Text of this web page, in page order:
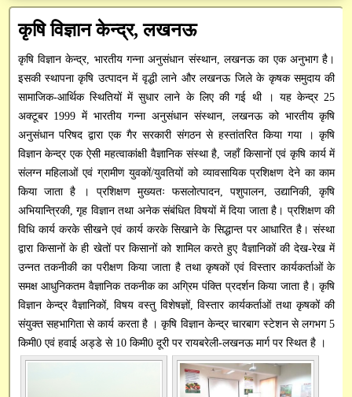
Institute Technology Management Unit
पुस्तकें / मैनुअल
रिसर्च फ्रेमवर्क दस्तावेज़
ICAR-ERP
भाकृअनुप मेल
AEBAS
e-Office
GEM
cppp
HYPM
PMS
PFMS
SBI Online
शोध सेवा
CeRA
SSCNARS
SAIF
प्रसार सेवा
mKisan
Krishi
KVK Network
Krishi Kosh
पेमेंट गेटवे
Unified eSupport System
सन्देश
परिपत्र
आवेदन पत्र
डाटाबेस
निर्देशिका
विभिन्न डाउनलोड
आरटीआई आधिकारी
सतर्कता अधिकारी
कृषि विज्ञान केन्द्र, लखनऊ
कृषि विज्ञान केन्द्र, भारतीय गन्ना अनुसंधान संस्थान, लखनऊ का एक अनुभाग है।
इसकी स्थापना कृषि उत्पादन में वृद्धी लाने और लखनऊ जिले के कृषक समुदाय की
सामाजिक-आर्थिक स्थितियों में सुधार लाने के लिए की गई थी । यह केन्द्र 25
अक्टूबर 1999 में भारतीय गन्ना अनुसंधान संस्थान, लखनऊ को भारतीय कृषि
अनुसंधान परिषद द्वारा एक गैर सरकारी संगठन से हस्तांतरित किया गया । कृषि
विज्ञान केन्द्र एक ऐसी महत्वाकांक्षी वैज्ञानिक संस्था है, जहाँ किसानों एवं कृषि कार्य में
संलग्न महिलाओं एवं ग्रामीण युवकों/युवतियों को व्यावसायिक प्रशिक्षण देने का काम
किया जाता है । प्रशिक्षण मुख्यतः फसलोत्पादन, पशुपालन, उद्यानिकी, कृषि
अभियान्त्रिकी, गृह विज्ञान तथा अनेक संबंधित विषयों में दिया जाता है। प्रशिक्षण की
विधि कार्य करके सीखने एवं कार्य करके सिखाने के सिद्धान्त पर आधारित है। संस्था
द्वारा किसानों के ही खेतों पर किसानों को शामिल करते हुए वैज्ञानिकों की देख-रेख में
उन्नत तकनीकी का परीक्षण किया जाता है तथा कृषकों एवं विस्तार कार्यकर्ताओं के
समक्ष आधुनिकतम वैज्ञानिक तकनीक का अग्रिम पंक्ति प्रदर्शन किया जाता है। कृषि
विज्ञान केन्द्र वैज्ञानिकों, विषय वस्तु विशेषज्ञों, विस्तार कार्यकर्ताओं तथा कृषकों की
संयुक्त सहभागिता से कार्य करता है । कृषि विज्ञान केन्द्र चारबाग स्टेशन से लगभग 5
किमी0 एवं हवाई अड्डे से 10 किमी0 दूरी पर रायबरेली-लखनऊ मार्ग पर स्थित है ।